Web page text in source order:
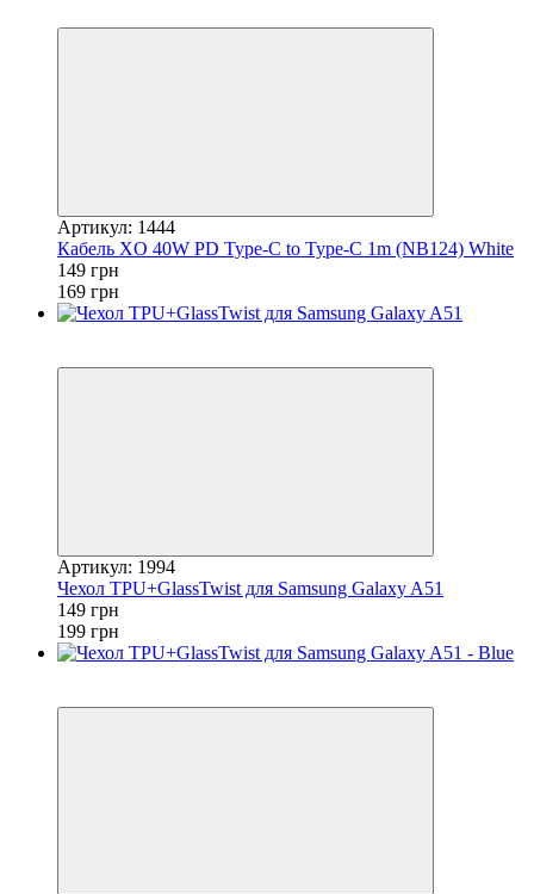
Артикул: 1444
Кабель XO 40W PD Type-C to Type-C 1m (NB124) White
149 грн
169 грн
Артикул: 1994
Чехол TPU+GlassTwist для Samsung Galaxy A51
149 грн
199 грн